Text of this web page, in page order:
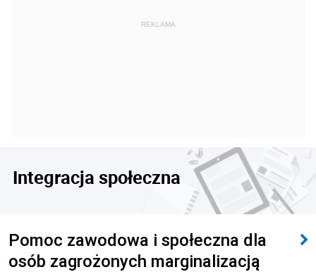
Integracja społeczna
Pomoc zawodowa i społeczna dla
osób zagrożonych marginalizacją